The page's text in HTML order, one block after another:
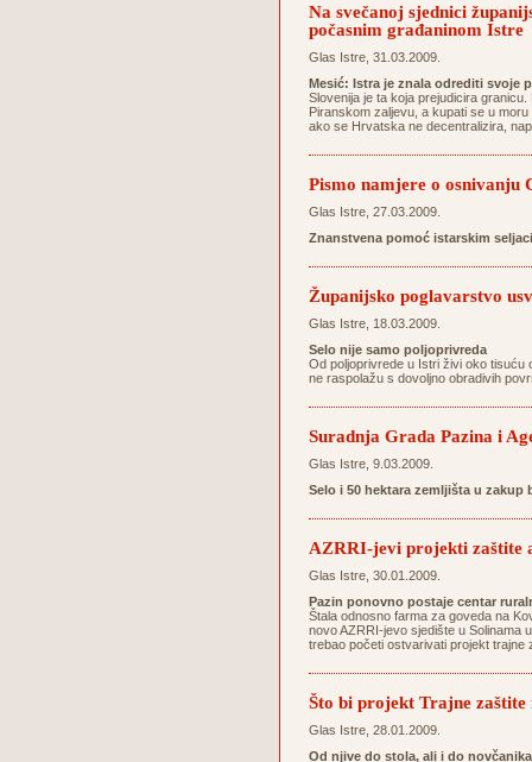
Na svečanoj sjednici
počasnim građaninom Istre
Glas Istre, 31.03.2009.
Mesić: Istra je znala odrediti svoje
Slovenija je ta koja prejudicira
Piranskom zaljevu, a kupati se u
ako se Hrvatska ne decentralizira,
Pismo namjere o
Glas Istre, 27.03.2009.
Znanstvena pomoć istarskim
Županijsko poglavarstvo
Glas Istre, 18.03.2009.
Selo nije samo poljoprivreda
Od poljoprivrede u Istri živi oko tisuću
ne raspolažu s dovoljno obradivih
Suradnja Grada Pazina i
Glas Istre, 9.03.2009.
Selo i 50 hektara zemljišta u zakup
AZRRI-jevi projekti zaštite
Glas Istre, 30.01.2009.
Pazin ponovno postaje centar
Štala odnosno farma za goveda na
novo AZRRI-jevo sjedište u Solinama
trebao početi ostvarivati projekt trajne
Što bi projekt Trajne
Glas Istre, 28.01.2009.
Od njive do stola, ali i do novčanika